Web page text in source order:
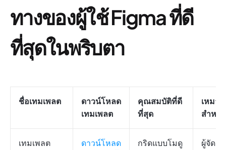
ทางของผู้ใช้ Figma ที่ดี
ที่สุดในพริบตา
ชื่อเทมเพลต
ดาวน์โหลด
เทมเพลต
คุณสมบัติที่ดี
ที่สุด
เหมาะ
สำหรับ
เทมเพลต
ดาวน์โหลด
กริดแบบโมดู
ผู้จัดก